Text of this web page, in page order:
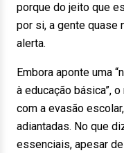
porque do jeito que
por si, a gente quase
alerta.
Embora aponte uma
à educação básica”,
com a evasão
adiantadas. No que
essenciais, apesar